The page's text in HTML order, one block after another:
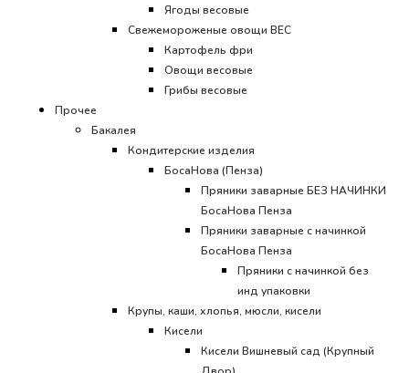
Ягоды весовые
Свежемороженые овощи ВЕС
Картофель фри
Овощи весовые
Грибы весовые
Прочее
Бакалея
Кондитерские изделия
БосаНова (Пенза)
Пряники заварные БЕЗ НАЧИНКИ
БосаНова Пенза
Пряники заварные с начинкой
БосаНова Пенза
Пряники с начинкой без
инд упаковки
Крупы, каши, хлопья, мюсли, кисели
Кисели
Кисели Вишневый сад (Крупный